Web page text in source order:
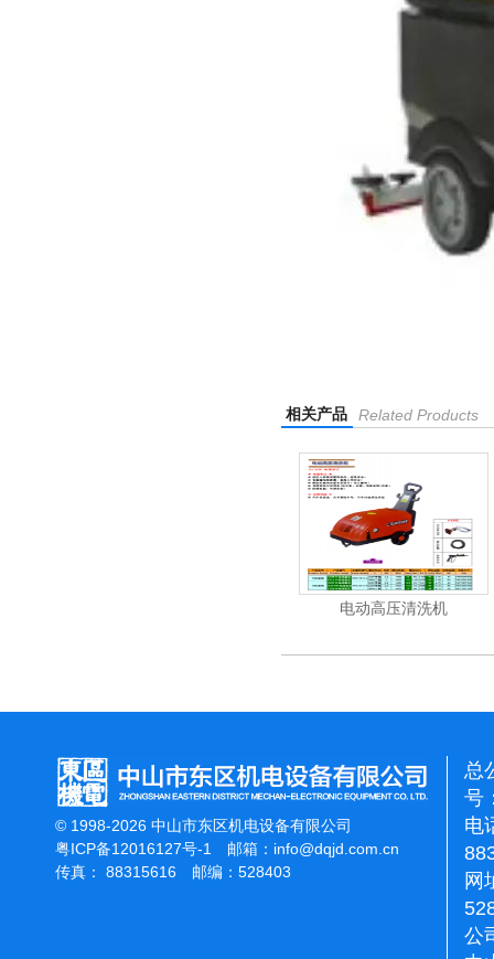
相关产品 Related Products
电动高压清洗机
© 1998-2026 中山市东区机电设备有限公司
粤ICP备12016127号-1 邮箱： info@dqjd.com.cn
传真： 88315616 邮编：528403
总
号
电
网
公